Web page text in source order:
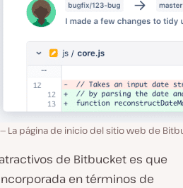
La página de inicio del sitio web de
de Bitbucket es que
en términos de